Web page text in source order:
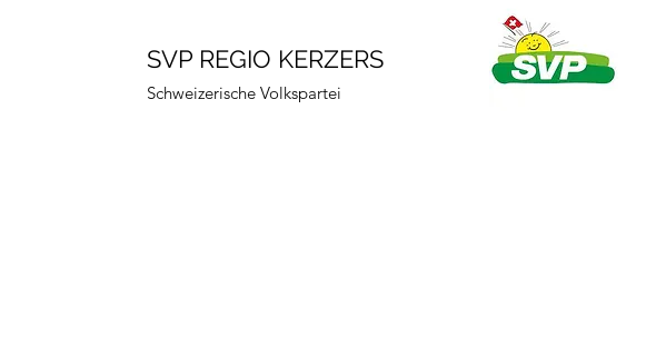
SVP REGIO KERZERS
Schweizerische Volkspartei